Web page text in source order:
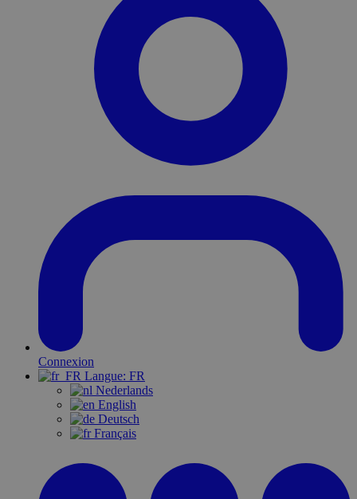
Connexion
Langue: FR
Nederlands
English
Deutsch
Français